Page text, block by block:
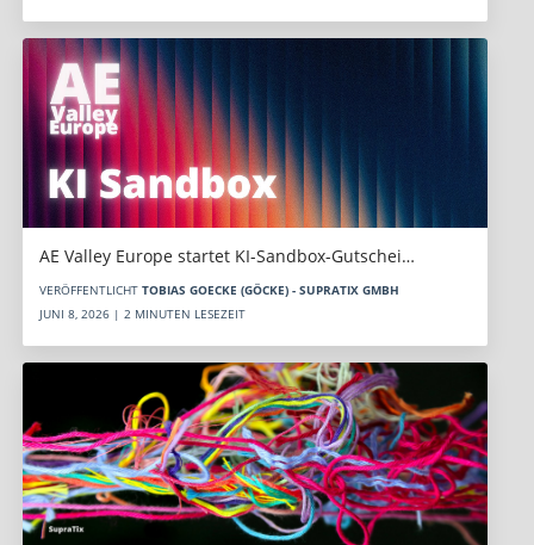
AE Valley Europe startet KI-Sandbox-Gutschei…
VERÖFFENTLICHT TOBIAS GOECKE (GÖCKE) - SUPRATIX GMBH
JUNI 8, 2026 | 2 MINUTEN LESEZEIT